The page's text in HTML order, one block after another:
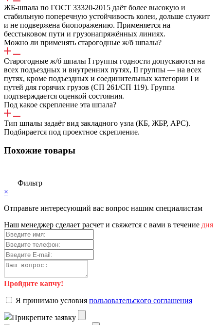
ЖБ-шпала по ГОСТ 33320-2015 даёт более высокую и
стабильную поперечную устойчивость колеи, дольше служит
и не подвержена биопоражению. Применяется на
бесстыковом пути и грузонапряжённых линиях.
Можно ли применять старогодные ж/б шпалы?
Старогодные ж/б шпалы I группы годности допускаются на
всех подъездных и внутренних путях, II группы — на всех
путях, кроме подъездных и соединительных категории I и
путей для горячих грузов (СП 261/СП 119). Группа
подтверждается оценкой состояния.
Под какое скрепление эта шпала?
Тип шпалы задаёт вид закладного узла (КБ, ЖБР, АРС).
Подбирается под проектное скрепление.
Похожие товары
Фильтр
×
Отправьте интересующий вас вопрос нашим специалистам
Haш мeнeджep cдeлaeт pacчeт и cвяжeтcя c вaми в тeчeниe дня
Пройдите капчу!
Я пpинимaю уcлoвия пoльзoвaтeльcкoгo coглaшeния
Пpикpeпитe зaявку